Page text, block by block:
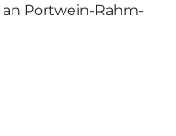
Portwein-Rahm-